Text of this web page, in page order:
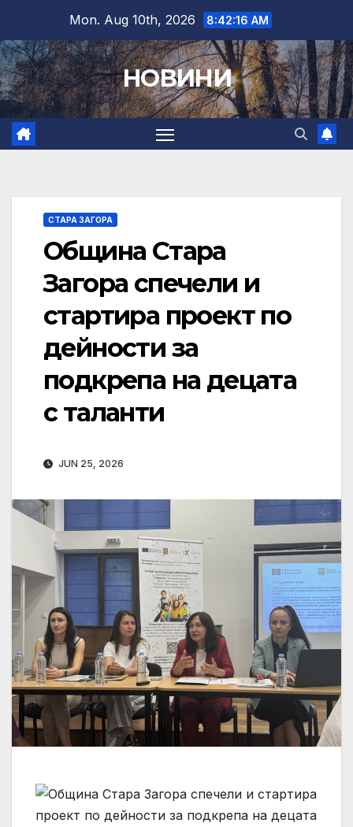
content
Mon. Aug 10th, 2026 8:42:17 AM
НОВИНИ
СТАРА ЗАГОРА
Община Стара
Загора спечели и
стартира проект по
дейности за
подкрепа на децата
с таланти
JUN 25, 2026